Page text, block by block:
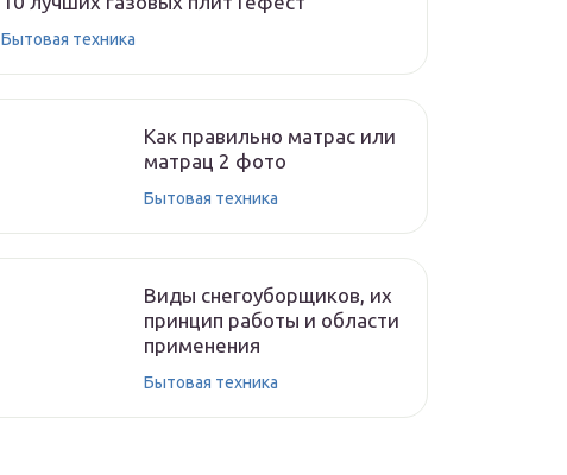
Бытовая техника
Как правильно матрас или
матрац 2 фото
Бытовая техника
Виды снегоуборщиков, их
принцип работы и области
применения
Бытовая техника